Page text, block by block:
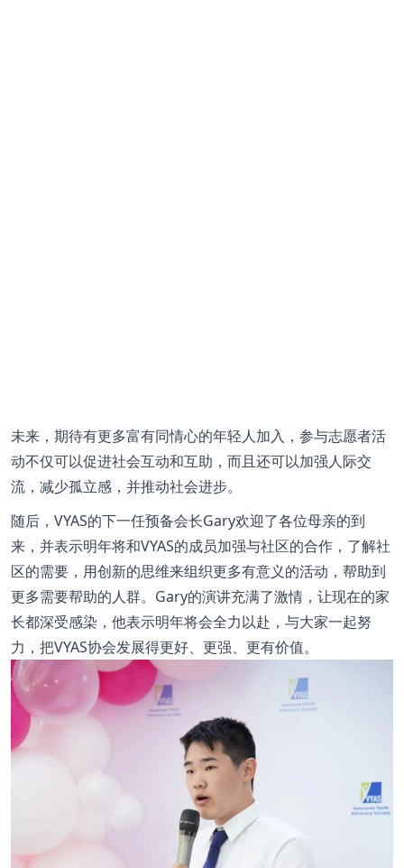
未来，期待有更多富有同情心的年轻人加入，参与志愿者活
动不仅可以促进社会互动和互助，而且还可以加强人际交
流，减少孤立感，并推动社会进步。
随后，VYAS的下一任预备会长Gary欢迎了各位母亲的到
来，并表示明年将和VYAS的成员加强与社区的合作，了解社
区的需要，用创新的思维来组织更多有意义的活动，帮助到
更多需要帮助的人群。Gary的演讲充满了激情，让现在的家
长都深受感染，他表示明年将会全力以赴，与大家一起努
力，把VYAS协会发展得更好、更强、更有价值。